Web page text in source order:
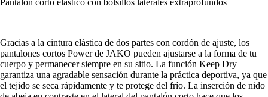
Gracias a la cintura elástica de dos partes con cordón de ajuste, los
pantalones cortos Power de JAKO pueden ajustarse a la forma de tu
cuerpo y permanecer siempre en su sitio. La función Keep Dry
garantiza una agradable sensación durante la práctica deportiva, ya que
el tejido se seca rápidamente y te protege del frío. La inserción de nido